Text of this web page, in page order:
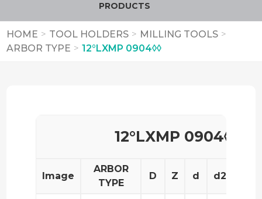
PRODUCTS
HOME > TOOL HOLDERS > MILLING TOOLS >
ARBOR TYPE > 12°LXMP 0904◊◊
12°LXMP 0904◊◊
Image
ARBOR
TYPE
D Z d d2